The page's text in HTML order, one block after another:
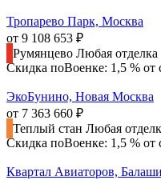
Тропарево Парк, Москва
от 9 108 653 ₽
Румянцево Любая отделка
Скидка поВоенке: 1,5 % от
ЭкоБунино, Новая Москва
от 7 363 660 ₽
Теплый стан Любая
Скидка поВоенке: 1,5 % от
Квартал Авиаторов,